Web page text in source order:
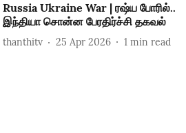
Russia Ukraine War | ரஷ்ய போரில்..
இந்தியா சொன்ன பேரதிர்ச்சி தகவல்
thanthitv 25 Apr 2026 1 min read